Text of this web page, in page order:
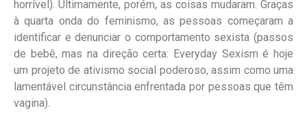
horrível). Ultimamente, porém, as coisas mudaram. Graças
à quarta onda do feminismo, as pessoas começaram a
identificar e denunciar o comportamento sexista (passos
de bebê, mas na direção certa: Everyday Sexism é hoje
um projeto de ativismo social poderoso, assim como uma
lamentável circunstância enfrentada por pessoas que têm
vagina).